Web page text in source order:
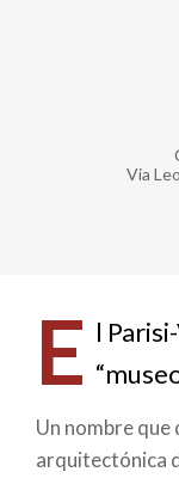
Via
E l
Un nombre
arquitectónica